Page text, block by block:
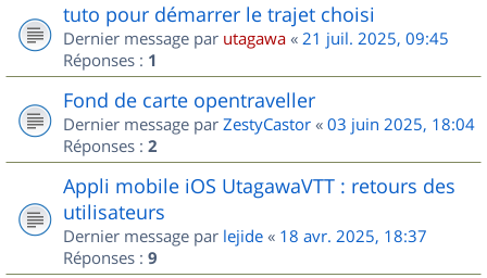
tuto pour démarrer le trajet choisi
Dernier message par utagawa « 21 juil. 2025, 09:45
Réponses : 1
Fond de carte opentraveller
Dernier message par ZestyCastor « 03 juin 2025, 18:04
Réponses : 2
Appli mobile iOS UtagawaVTT : retours des
utilisateurs
Dernier message par lejide « 18 avr. 2025, 18:37
Réponses : 9